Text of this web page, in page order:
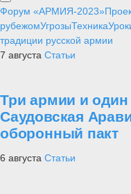
Форум «АРМИЯ-2023»
рубежомУгрозыТехника
традиции русской армии
7 августа Статьи
Три армии и один
Саудовская
оборонный пакт
6 августа Статьи